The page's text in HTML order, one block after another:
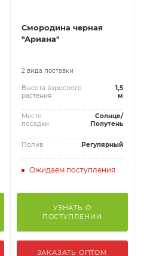
Смородина черная
"Ариана"
2 вида поставки
Высота взрослого
растения
1,5
м
Место
посадки
Солнце/
Полутень
Полив Регулярный
Ожидаем поступления
УЗНАТЬ О
ПОСТУПЛЕНИИ
ЗАКАЗАТЬ ОПТОМ